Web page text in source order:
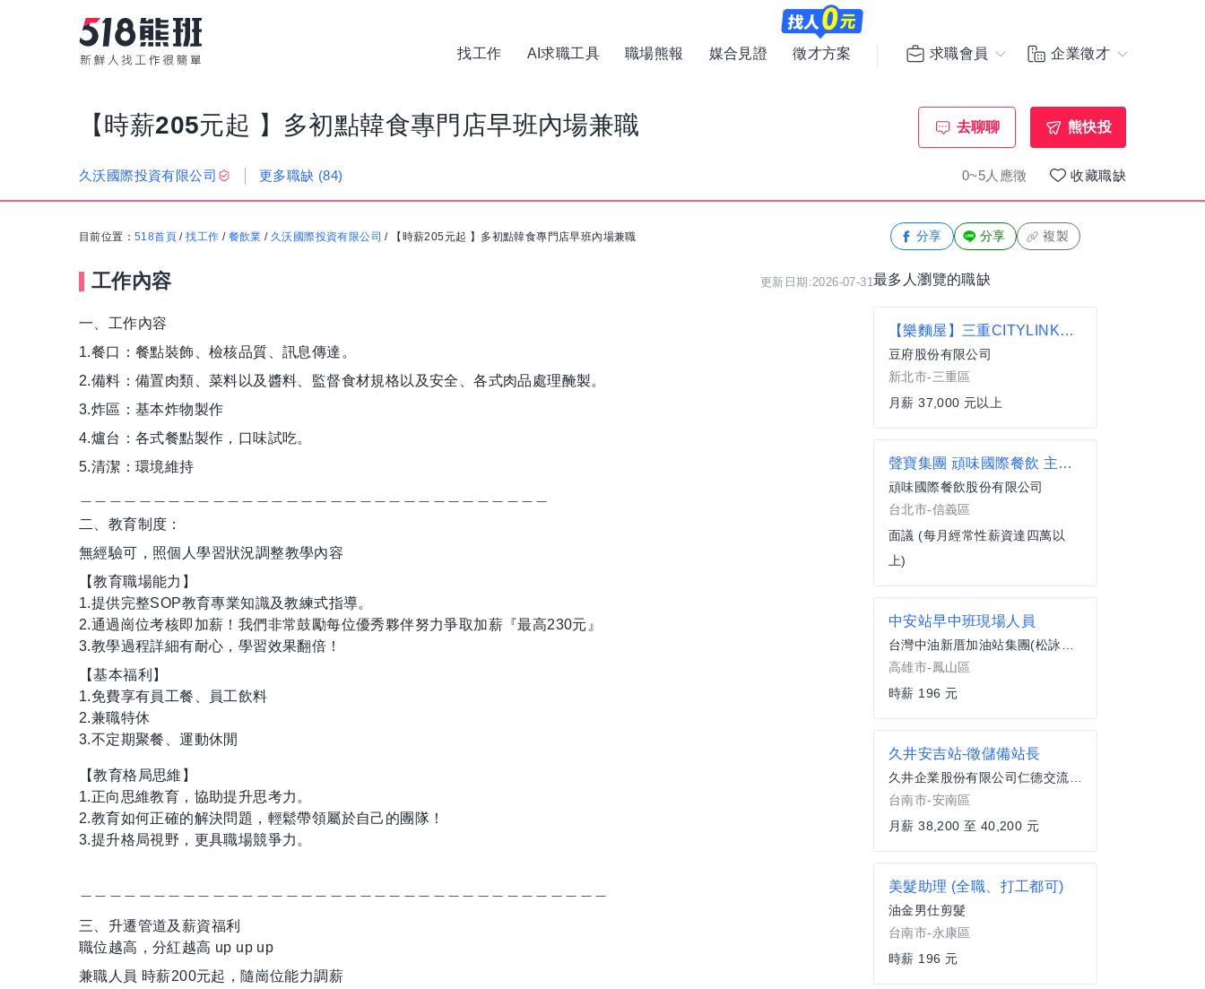
找工作 AI求職工具 職場熊報 媒合見證 徵才方案 求職會員 企業徵才
【時薪205元起 】多初點韓食專門店早班內場兼職 去聊聊 熊快投
久沃國際投資有限公司 更多職缺 (84) 0~5人應徵 收藏職缺
目前位置： 518首頁 /找工作 / 餐飲業 / 久沃國際投資有限公司 / 【時薪205元起 】多初點韓食專門店早班內場兼職
工作內容 更新日期:2026-07-31
一、工作內容
1.餐口：餐點裝飾、檢核品質、訊息傳達。
2.備料：備置肉類、菜料以及醬料、監督食材規格以及安全、各式肉品處理醃製。
3.炸區：基本炸物製作
4.爐台：各式餐點製作，口味試吃。
5.清潔：環境維持
二、教育制度：
無經驗可，照個人學習狀況調整教學內容
【教育職場能力】
1.提供完整SOP教育專業知識及教練式指導。
2.通過崗位考核即加薪！我們非常鼓勵每位優秀夥伴努力爭取加薪『最高230元』
3.教學過程詳細有耐心，學習效果翻倍！
【基本福利】
1.免費享有員工餐、員工飲料
2.兼職特休
3.不定期聚餐、運動休閒
【教育格局思維】
1.正向思維教育，協助提升思考力。
2.教育如何正確的解決問題，輕鬆帶領屬於自己的團隊！
3.提升格局視野，更具職場競爭力。
三、升遷管道及薪資福利
職位越高，分紅越高 up up up
兼職人員 時薪200元起，隨崗位能力調薪
分享 分享 複製
最多人瀏覽的職缺
【樂麵屋】三重CITYLINK店 - 廚務專員
豆府股份有限公司
新北市-三重區
月薪 37,000 元以上
聲寶集團 頑味國際餐飲 主廚/ 副主廚巨蛋店 3月盛大開幕
頑味國際餐飲股份有限公司
台北市-信義區
面議 (每月經常性薪資達四萬以
上)
中安站早中班現場人員
台灣中油新厝加油站集團(松詠有限公司)
高雄市-鳳山區
時薪 196 元
久井安吉站-徵儲備站長
久井企業股份有限公司仁德交流道加油加氣站
台南市-安南區
月薪 38,200 至 40,200 元
美髮助理 (全職、打工都可)
油金男仕剪髮
台南市-永康區
時薪 196 元